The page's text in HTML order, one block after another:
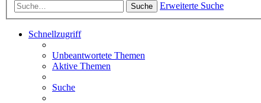
Suche Erweiterte Suche
Schnellzugriff
Unbeantwortete Themen
Aktive Themen
Suche